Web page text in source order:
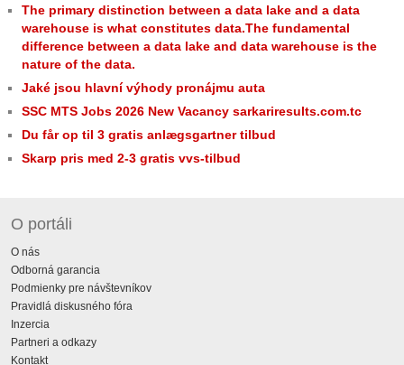
The primary distinction between a data lake and a data
warehouse is what constitutes data.The fundamental
difference between a data lake and data warehouse is the
nature of the data.
Jaké jsou hlavní výhody pronájmu auta
SSC MTS Jobs 2026 New Vacancy sarkariresults.com.tc
Du får op til 3 gratis anlægsgartner tilbud
Skarp pris med 2-3 gratis vvs-tilbud
O portáli
O nás
Odborná garancia
Podmienky pre návštevníkov
Pravidlá diskusného fóra
Inzercia
Partneri a odkazy
Kontakt